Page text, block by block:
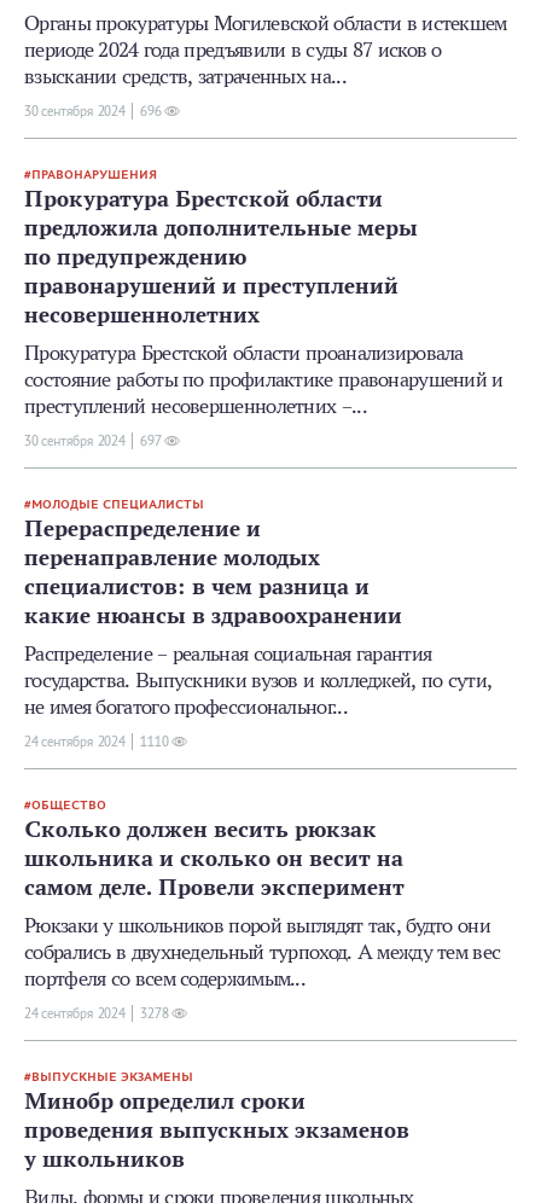
Органы прокуратуры Могилевской области в истекшем
периоде 2024 года предъявили в суды 87 исков о
взыскании средств, затраченных на...
30 сентября 2024 696
ПРАВОНАРУШЕНИЯ
Прокуратура Брестской области
предложила дополнительные меры
по предупреждению
правонарушений и преступлений
несовершеннолетних
Прокуратура Брестской области проанализировала
состояние работы по профилактике правонарушений и
преступлений несовершеннолетних –...
30 сентября 2024 697
МОЛОДЫЕ СПЕЦИАЛИСТЫ
Перераспределение и
перенаправление молодых
специалистов: в чем разница и
какие нюансы в здравоохранении
Распределение – реальная социальная гарантия
государства. Выпускники вузов и колледжей, по сути,
не имея богатого профессиональног...
24 сентября 2024 1110
ОБЩЕСТВО
Сколько должен весить рюкзак
школьника и сколько он весит на
самом деле. Провели эксперимент
Рюкзаки у школьников порой выглядят так, будто они
собрались в двухнедельный турпоход. А между тем вес
портфеля со всем содержимым...
24 сентября 2024 3278
ВЫПУСКНЫЕ ЭКЗАМЕНЫ
Минобр определил сроки
проведения выпускных экзаменов
у школьников
Виды, формы и сроки проведения школьных